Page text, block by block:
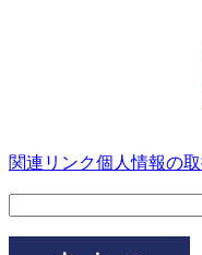
関連リンク個人情報の